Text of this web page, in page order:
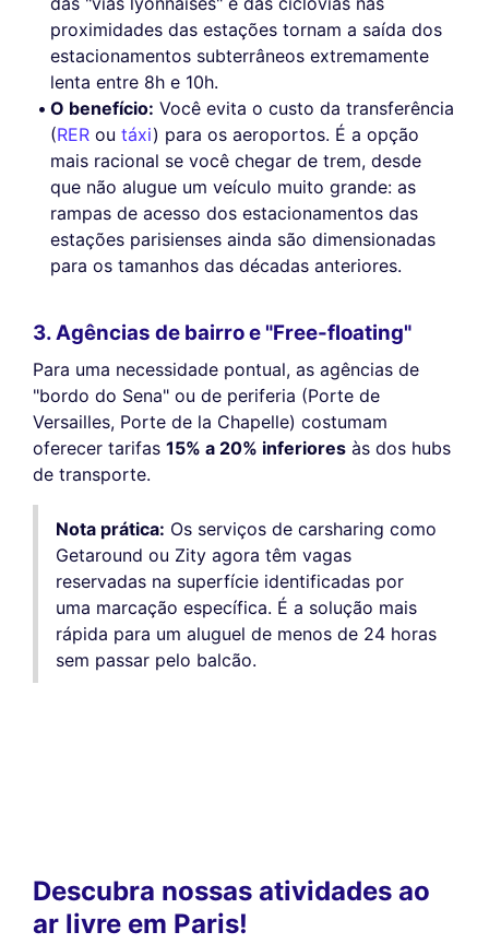
proximidades das estações tornam a saída dos
estacionamentos subterrâneos extremamente
lenta entre 8h e 10h.
O benefício: Você evita o custo da transferência
(RER ou táxi) para os aeroportos. É a opção
mais racional se você chegar de trem, desde
que não alugue um veículo muito grande: as
rampas de acesso dos estacionamentos das
estações parisienses ainda são dimensionadas
para os tamanhos das décadas anteriores.
3. Agências de bairro e "Free-floating"
Para uma necessidade pontual, as agências de
"bordo do Sena" ou de periferia (Porte de
Versailles, Porte de la Chapelle) costumam
oferecer tarifas 15% a 20% inferiores às dos hubs
de transporte.
Nota prática: Os serviços de carsharing como
Getaround ou Zity agora têm vagas
reservadas na superfície identificadas por
uma marcação específica. É a solução mais
rápida para um aluguel de menos de 24 horas
sem passar pelo balcão.
Descubra nossas atividades ao
ar livre em Paris!